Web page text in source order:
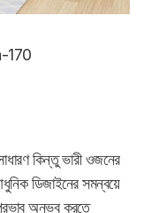
170
কিন্তু ভারী ওজনের
ডিজাইনের সমন্বয়ে
অনুভব করতে